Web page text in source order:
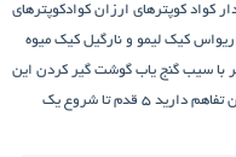
کواد کوپترهای ارزان کوادکوپترهای
کیک لیمو و نارگیل کیک میوه
با سیب گنج‌ یاب گوشت گیر کردن این
۵ قدم تا شروع یک